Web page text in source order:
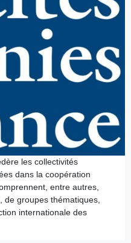
les collectivités
dans la coopération
entre autres,
de groupes thématiques,
internationale des